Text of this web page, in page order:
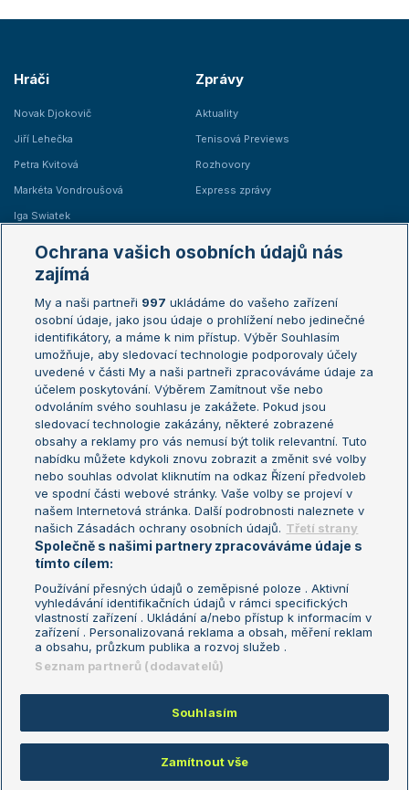
Hráči
Novak Djokovič
Jiří Lehečka
Petra Kvitová
Markéta Vondroušová
Iga Swiatek
Zprávy
Aktuality
Tenisová Previews
Rozhovory
Express zprávy
Žebříčky
Žebříček ATP (muži)
Žebříček WTA (ženy)
Sázkařský žebříček
Australian Open
French Open
Wimbledon
US Open
Turnaj mistrů
Turnaj mistryň
Aktualní trendy
Fotbalové přestupy
Livesport Daily
LS Prague Open
Podmínky užití
Nastavení soukromí
GDPR a žurnalistika
Reklama
Kontakt
Informace o zpracování osobních
údajů
Copyright © 2008-2026 TenisPortal.cz. Využíváme zpravodajství ČTK.
Ochrana vašich osobních údajů nás
zajímá
My a naši partneři 997 ukládáme do vašeho zařízení
osobní údaje, jako jsou údaje o prohlížení nebo jedinečné
identifikátory, a máme k nim přístup. Výběr Souhlasím
umožňuje, aby sledovací technologie podporovaly účely
uvedené v části My a naši partneři zpracováváme údaje za
účelem poskytování. Výběrem Zamítnout vše nebo
odvoláním svého souhlasu je zakážete. Pokud jsou
sledovací technologie zakázány, některé zobrazené
obsahy a reklamy pro vás nemusí být tolik relevantní. Tuto
nabídku můžete kdykoli znovu zobrazit a změnit své volby
nebo souhlas odvolat kliknutím na odkaz Řízení předvoleb
ve spodní části webové stránky. Vaše volby se projeví v
našem Internetová stránka. Další podrobnosti naleznete v
našich Zásadách ochrany osobních údajů. Třetí strany
Společně s našimi partnery zpracováváme údaje s
tímto cílem:
Používání přesných údajů o zeměpisné poloze . Aktivní
vyhledávání identifikačních údajů v rámci specifických
vlastností zařízení . Ukládání a/nebo přístup k informacím v
zařízení . Personalizovaná reklama a obsah, měření reklam
a obsahu, průzkum publika a rozvoj služeb .
Seznam partnerů (dodavatelů)
Souhlasím
Zamítnout vše